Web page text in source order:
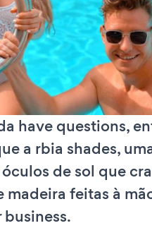
have questions,
a rbia shades,
de sol que
madeira feitas à